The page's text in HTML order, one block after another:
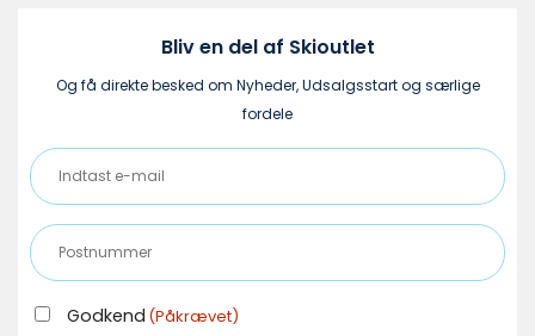
Bliv en del af Skioutlet
Og få direkte besked om Nyheder, Udsalgsstart og særlige
fordele
Indtast
e-
mail
(Påkrævet)
Postnummer
(Påkrævet)
GODKEND
Godkend (Påkrævet)